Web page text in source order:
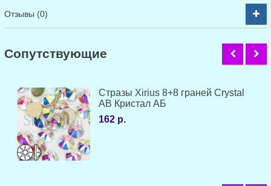
Отзывы (0)
Cопутствующие
Стразы Xirius 8+8 граней Crystal
AB Кристал АБ
162 р.